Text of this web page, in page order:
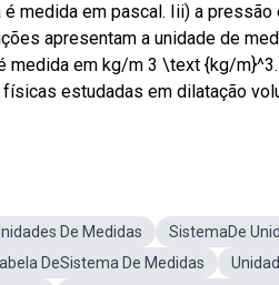
medida em pascal. Iii) a
apresentam a unidade de
medida em kg/m 3 \text {kg/
estudadas em dilatação
De Medidas SistemaDe
DeSistema De Medidas